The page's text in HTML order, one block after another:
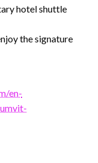
hotel shuttle
the signature
en-